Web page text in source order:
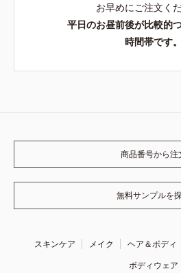
お早めにご注文くだ
平日のお昼前後が比較的
時間帯です。
商品番号から注
無料サンプルを
スキンケア メイク ヘア＆ボディ
ボディウェア